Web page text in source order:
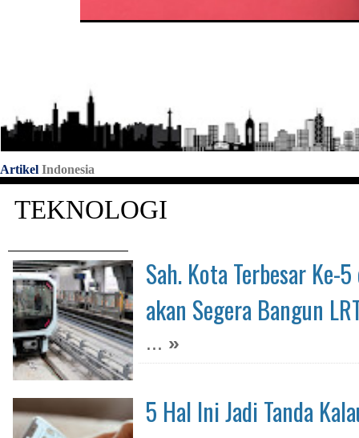
Artikel Indonesia
TEKNOLOGI
Sah. Kota Terbesar Ke-
akan Segera Bangun
... »
5 Hal Ini Jadi Tanda